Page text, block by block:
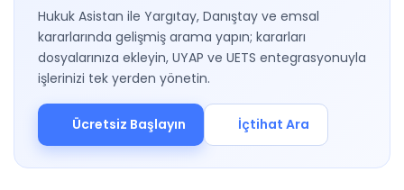
Hukuk Asistan ile Yargıtay, Danıştay ve emsal
kararlarında gelişmiş arama yapın; kararları
dosyalarınıza ekleyin, UYAP ve UETS entegrasyonuyla
işlerinizi tek yerden yönetin.
Ücretsiz Başlayın İçtihat Ara